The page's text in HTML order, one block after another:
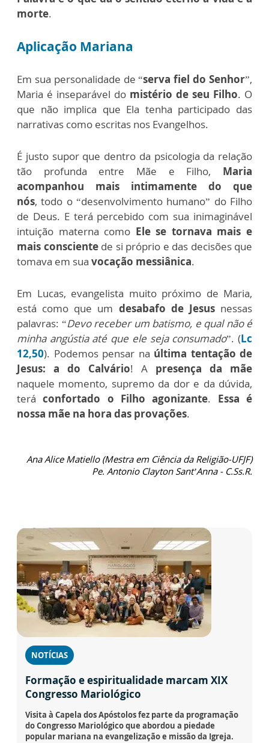
morte.
Aplicação Mariana
Em sua personalidade de “serva fiel do Senhor”,
Maria é inseparável do mistério de seu Filho. O
que não implica que Ela tenha participado das
narrativas como escritas nos Evangelhos.
É justo supor que dentro da psicologia da relação
tão profunda entre Mãe e Filho, Maria
acompanhou mais intimamente do que
nós, todo o “desenvolvimento humano” do Filho
de Deus. E terá percebido com sua inimaginável
intuição materna como Ele se tornava mais e
mais consciente de si próprio e das decisões que
tomava em sua vocação messiânica.
Em Lucas, evangelista muito próximo de Maria,
está como que um desabafo de Jesusnessas
palavras: “Devo receber um batismo, e qual não é
minha angústia até que ele seja consumado”. (Lc
12,50). Podemos pensar na última tentação de
Jesus: a do Calvário! A presença da mãe
naquele momento, supremo da dor e da dúvida,
teráconfortado o Filho agonizante. Essa é
nossa mãe na hora das provações.
Ana Alice Matiello (Mestra em Ciência da Religião-UFJF)
Pe. Antonio Clayton Sant’Anna - C.Ss.R.
NOTÍCIAS
Formação e espiritualidade marcam XIX
Congresso Mariológico
Visita à Capela dos Apóstolos fez parte da programação
do Congresso Mariológico que abordou a piedade
popular mariana na evangelização e missão da Igreja.